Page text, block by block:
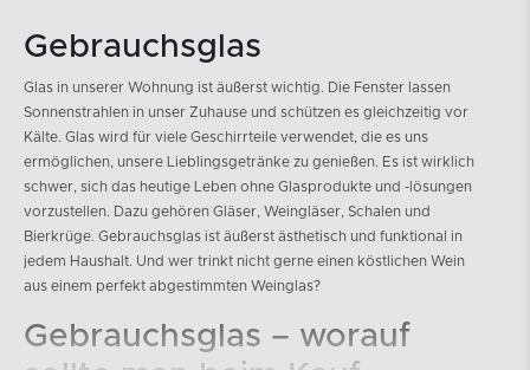
Gebrauchsglas
Glas in unserer Wohnung ist äußerst wichtig. Die Fenster lassen
Sonnenstrahlen in unser Zuhause und schützen es gleichzeitig vor
Kälte. Glas wird für viele Geschirrteile verwendet, die es uns
ermöglichen, unsere Lieblingsgetränke zu genießen. Es ist wirklich
schwer, sich das heutige Leben ohne Glasprodukte und -lösungen
vorzustellen. Dazu gehören Gläser, Weingläser, Schalen und
Bierkrüge. Gebrauchsglas ist äußerst ästhetisch und funktional in
jedem Haushalt. Und wer trinkt nicht gerne einen köstlichen Wein
aus einem perfekt abgestimmten Weinglas?
Gebrauchsglas – worauf